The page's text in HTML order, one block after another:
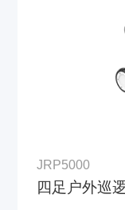
JRP5000
四足户外巡